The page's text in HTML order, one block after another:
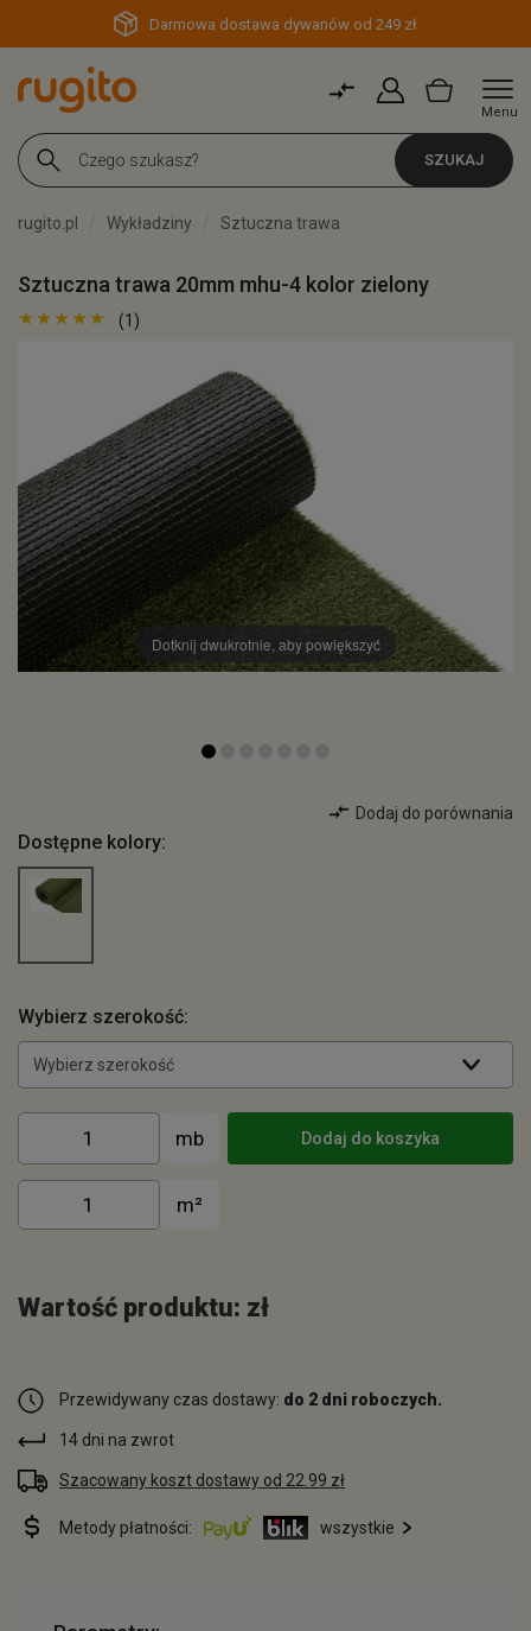
Darmowa dostawa dywanów od 249 zł
Menu
SZUKAJ
rugito.pl Wykładziny Sztuczna trawa
Sztuczna trawa 20mm mhu-4 kolor zielony
(1)
Dotknij dwukrotnie, aby powiększyć
Dodaj do porównania
Dostępne kolory:
Wybierz szerokość:
Wybierz szerokość
Dodaj do koszyka
Wartość produktu: zł
Przewidywany czas dostawy: do 2 dni roboczych.
14 dni na zwrot
Szacowany koszt dostawy od 22.99 zł
Metody płatności: wszystkie